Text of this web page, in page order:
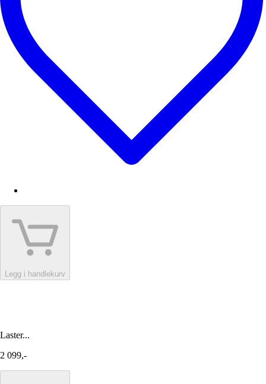
Legg i handlekurv
Laster...
2 099,-